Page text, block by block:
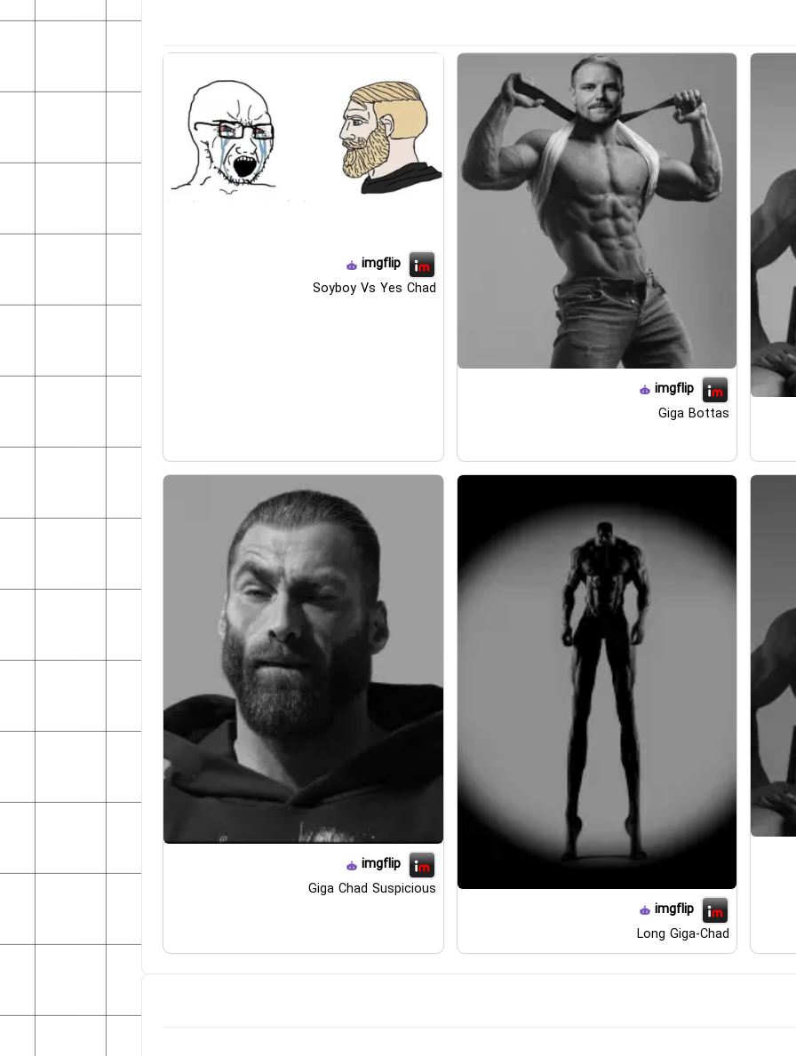
imgflip
Giga Bottas
imgflip
Soyboy Vs Yes Chad
imgflip
Long Giga-Chad
imgflip
Giga Chad Suspicious